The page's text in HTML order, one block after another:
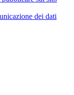
dei dati